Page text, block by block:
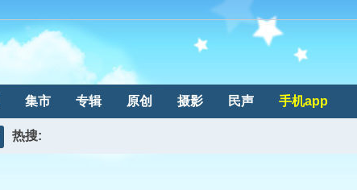
集市 专辑 原创 摄影 民声 手机app
热搜: